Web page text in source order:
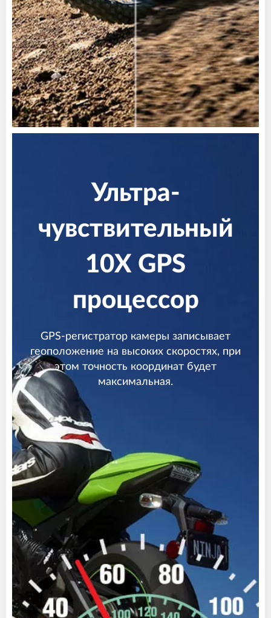
Ультра-
чувствительный
10X GPS
процессор
GPS-регистратор камеры записывает
геоположение на высоких скоростях, при
этом точность координат будет
максимальная.